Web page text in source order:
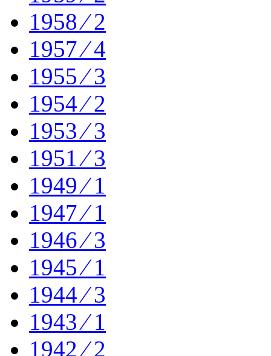
1958 ⁄ 2
1957 ⁄ 4
1955 ⁄ 3
1954 ⁄ 2
1953 ⁄ 3
1951 ⁄ 3
1949 ⁄ 1
1947 ⁄ 1
1946 ⁄ 3
1945 ⁄ 1
1944 ⁄ 3
1943 ⁄ 1
1942 ⁄ 2